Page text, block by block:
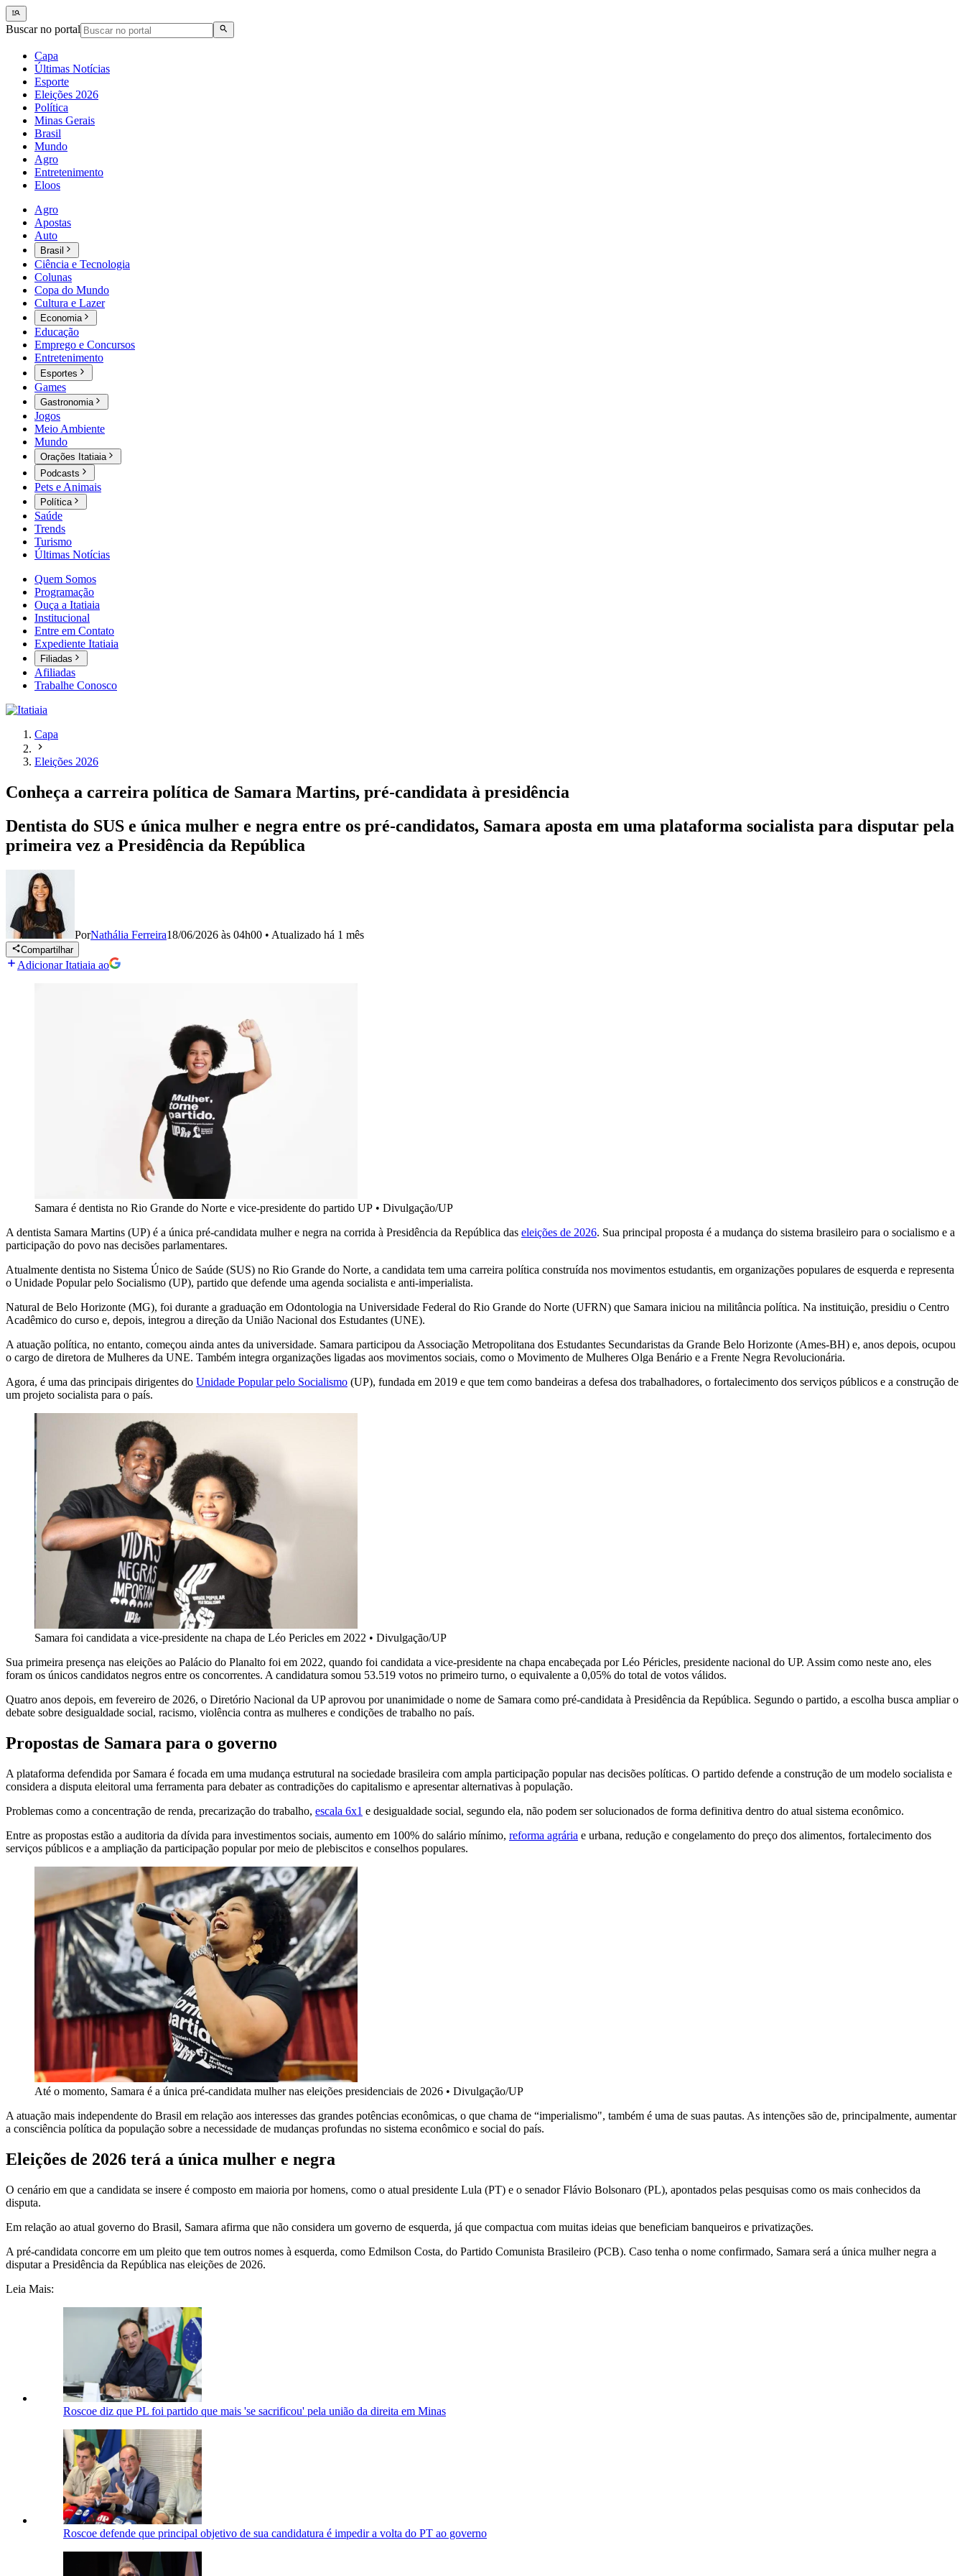
Buscar no portal
Capa
Últimas Notícias
Esporte
Eleições 2026
Política
Minas Gerais
Brasil
Mundo
Agro
Entretenimento
Eloos
Agro
Apostas
Auto
Brasil
Ciência e Tecnologia
Colunas
Copa do Mundo
Cultura e Lazer
Economia
Educação
Emprego e Concursos
Entretenimento
Esportes
Games
Gastronomia
Jogos
Meio Ambiente
Mundo
Orações Itatiaia
Podcasts
Pets e Animais
Política
Saúde
Trends
Turismo
Últimas Notícias
Quem Somos
Programação
Ouça a Itatiaia
Institucional
Entre em Contato
Expediente Itatiaia
Filiadas
Afiliadas
Trabalhe Conosco
Capa
Eleições 2026
Conheça a carreira política de Samara Martins, pré-candidata à presidência
Dentista do SUS e única mulher e negra entre os pré-candidatos, Samara aposta em uma plataforma socialista para disputar pela
primeira vez a Presidência da República
PorNathália Ferreira18/06/2026 às 04h00 • Atualizado há 1 mês
Compartilhar
Adicionar Itatiaia ao
Samara é dentista no Rio Grande do Norte e vice-presidente do partido UP • Divulgação/UP
A dentista Samara Martins (UP) é a única pré-candidata mulher e negra na corrida à Presidência da República das eleições de 2026. Sua principal proposta é a mudança do sistema brasileiro para o socialismo e a
participação do povo nas decisões parlamentares.
Atualmente dentista no Sistema Único de Saúde (SUS) no Rio Grande do Norte, a candidata tem uma carreira política construída nos movimentos estudantis, em organizações populares de esquerda e representa
o Unidade Popular pelo Socialismo (UP), partido que defende uma agenda socialista e anti-imperialista.
Natural de Belo Horizonte (MG), foi durante a graduação em Odontologia na Universidade Federal do Rio Grande do Norte (UFRN) que Samara iniciou na militância política. Na instituição, presidiu o Centro
Acadêmico do curso e, depois, integrou a direção da União Nacional dos Estudantes (UNE).
A atuação política, no entanto, começou ainda antes da universidade. Samara participou da Associação Metropolitana dos Estudantes Secundaristas da Grande Belo Horizonte (Ames-BH) e, anos depois, ocupou
o cargo de diretora de Mulheres da UNE. Também integra organizações ligadas aos movimentos sociais, como o Movimento de Mulheres Olga Benário e a Frente Negra Revolucionária.
Agora, é uma das principais dirigentes do Unidade Popular pelo Socialismo (UP), fundada em 2019 e que tem como bandeiras a defesa dos trabalhadores, o fortalecimento dos serviços públicos e a construção de
um projeto socialista para o país.
Samara foi candidata a vice-presidente na chapa de Léo Pericles em 2022 • Divulgação/UP
Sua primeira presença nas eleições ao Palácio do Planalto foi em 2022, quando foi candidata a vice-presidente na chapa encabeçada por Léo Péricles, presidente nacional do UP. Assim como neste ano, eles
foram os únicos candidatos negros entre os concorrentes. A candidatura somou 53.519 votos no primeiro turno, o equivalente a 0,05% do total de votos válidos.
Quatro anos depois, em fevereiro de 2026, o Diretório Nacional da UP aprovou por unanimidade o nome de Samara como pré-candidata à Presidência da República. Segundo o partido, a escolha busca ampliar o
debate sobre desigualdade social, racismo, violência contra as mulheres e condições de trabalho no país.
Propostas de Samara para o governo
A plataforma defendida por Samara é focada em uma mudança estrutural na sociedade brasileira com ampla participação popular nas decisões políticas. O partido defende a construção de um modelo socialista e
considera a disputa eleitoral uma ferramenta para debater as contradições do capitalismo e apresentar alternativas à população.
Problemas como a concentração de renda, precarização do trabalho, escala 6x1 e desigualdade social, segundo ela, não podem ser solucionados de forma definitiva dentro do atual sistema econômico.
Entre as propostas estão a auditoria da dívida para investimentos sociais, aumento em 100% do salário mínimo, reforma agrária e urbana, redução e congelamento do preço dos alimentos, fortalecimento dos
serviços públicos e a ampliação da participação popular por meio de plebiscitos e conselhos populares.
Até o momento, Samara é a única pré-candidata mulher nas eleições presidenciais de 2026 • Divulgação/UP
A atuação mais independente do Brasil em relação aos interesses das grandes potências econômicas, o que chama de “imperialismo", também é uma de suas pautas. As intenções são de, principalmente, aumentar
a consciência política da população sobre a necessidade de mudanças profundas no sistema econômico e social do país.
Eleições de 2026 terá a única mulher e negra
O cenário em que a candidata se insere é composto em maioria por homens, como o atual presidente Lula (PT) e o senador Flávio Bolsonaro (PL), apontados pelas pesquisas como os mais conhecidos da
disputa.
Em relação ao atual governo do Brasil, Samara afirma que não considera um governo de esquerda, já que compactua com muitas ideias que beneficiam banqueiros e privatizações.
A pré-candidata concorre em um pleito que tem outros nomes à esquerda, como Edmilson Costa, do Partido Comunista Brasileiro (PCB). Caso tenha o nome confirmado, Samara será a única mulher negra a
disputar a Presidência da República nas eleições de 2026.
Leia Mais:
Roscoe diz que PL foi partido que mais 'se sacrificou' pela união da direita em Minas
Roscoe defende que principal objetivo de sua candidatura é impedir a volta do PT ao governo